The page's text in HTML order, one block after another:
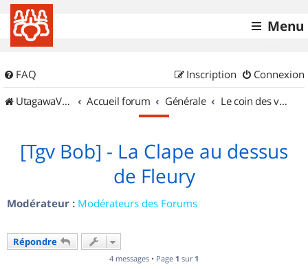
Menu
FAQ Connexion
Inscription
UtagawaVTT (Randos VTT et VTTAE avec traces GPS)
Accueil forum Générale Le coin des vidéastes
[Tgv Bob] - La Clape au dessus
de Fleury
Modérateur : Modérateurs des Forums
Répondre
4 messages • Page 1 sur 1